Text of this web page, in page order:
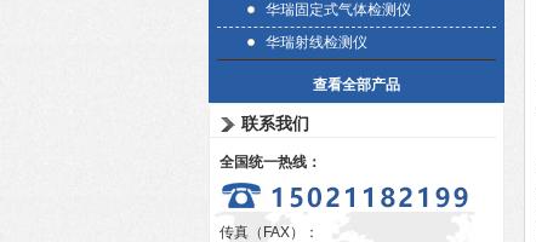
华瑞固定式气体检测仪
华瑞射线检测仪
查看全部产品
联系我们
全国统一热线：
传真（FAX）：